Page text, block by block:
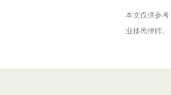
本文仅供参
业移民律师。